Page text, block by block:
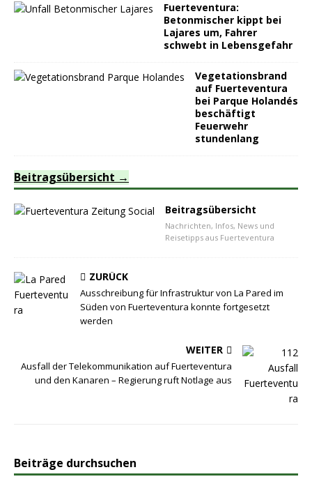
Fuerteventura:
Betonmischer kippt bei
Lajares um, Fahrer
schwebt in Lebensgefahr
Vegetationsbrand
auf Fuerteventura
bei Parque Holandés
beschäftigt
Feuerwehr
stundenlang
Beitragsübersicht
Beitragsübersicht
Nachrichten, Infos, News und
Reisetipps aus Fuerteventura
ZURÜCK
Ausschreibung für Infrastruktur von La Pared im
Süden von Fuerteventura konnte fortgesetzt
werden
WEITER
Ausfall der Telekommunikation auf Fuerteventura
und den Kanaren – Regierung ruft Notlage aus
Beiträge durchsuchen